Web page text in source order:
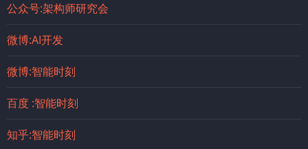
公众号:架构师研究会
微博:AI开发
微博:智能时刻
百度 :智能时刻
知乎:智能时刻